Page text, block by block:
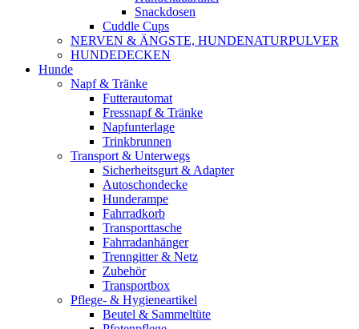
Snackdosen
Cuddle Cups
NERVEN & ÄNGSTE, HUNDENATURPULVER
HUNDEDECKEN
Hunde
Napf & Tränke
Futterautomat
Fressnapf & Tränke
Napfunterlage
Trinkbrunnen
Transport & Unterwegs
Sicherheitsgurt & Adapter
Autoschondecke
Hunderampe
Fahrradkorb
Transporttasche
Fahrradanhänger
Trenngitter & Netz
Zubehör
Transportbox
Pflege- & Hygieneartikel
Beutel & Sammeltüte